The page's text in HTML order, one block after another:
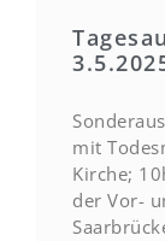
mit
Kirche;
der Vor-